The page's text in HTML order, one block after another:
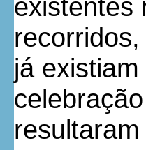
existentes
já